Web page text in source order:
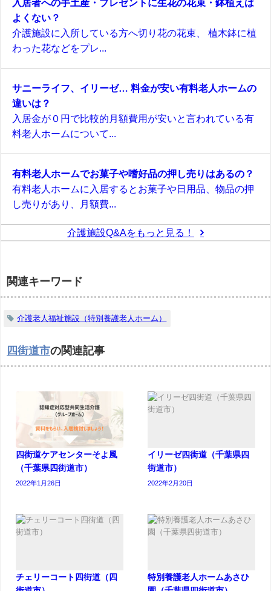
入居者への手土産・プレゼントに生花の花束・鉢植えは
よくない？
介護施設に入所している方へ切り花の花束、 植木鉢に植
わった花などをプレ...
サニーライフ、イリーゼ… 料金が安い有料老人ホームの
違いは？
入居金が０円で比較的月額費用が安いと言われている有
料老人ホームについて...
有料老人ホームでお菓子や嗜好品の押し売りはあるの？
有料老人ホームに入居するとお菓子や日用品、物品の押
し売りがあり、月額費...
介護施設Q&Aをもっと見る！
関連キーワード
介護老人福祉施設（特別養護老人ホーム）
四街道市の関連記事
四街道ケアセンターそよ風
（千葉県四街道市）
2022年1月26日
イリーゼ四街道（千葉県四
街道市）
2022年2月20日
チェリーコート四街道（四
特別養護老人ホームあさひ